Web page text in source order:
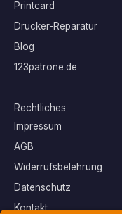
Printcard
Drucker-Reparatur
Blog
123patrone.de
Rechtliches
Impressum
AGB
Widerrufsbelehrung
Datenschutz
Kontakt